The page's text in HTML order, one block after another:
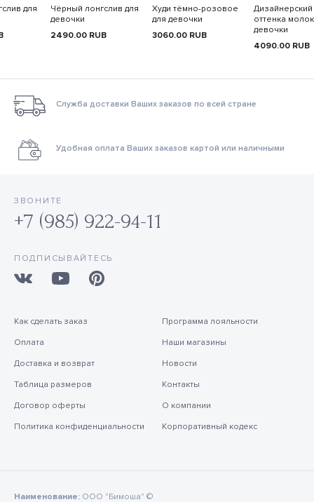
для
Чёрный лонгслив для
девочки
2490.00 RUB
Худи тёмно-розовое
для девочки
3060.00 RUB
Дизайнерский
оттенка
девочки
4090.00 RUB
Служба доставки Ваших заказов по всей стране
Удобная оплата Ваших заказов картой или наличными
ЗВОНИТЕ
+7 (985) 922-94-11
ПОДПИСЫВАЙТЕСЬ
Как сделать заказ
Оплата
Доставка и возврат
Таблица размеров
Договор оферты
Политика конфиденциальности
Программа лояльности
Наши магазины
Новости
Контакты
О компании
Корпоративный кодекс
Наименование: ООО "Бимоша" ©